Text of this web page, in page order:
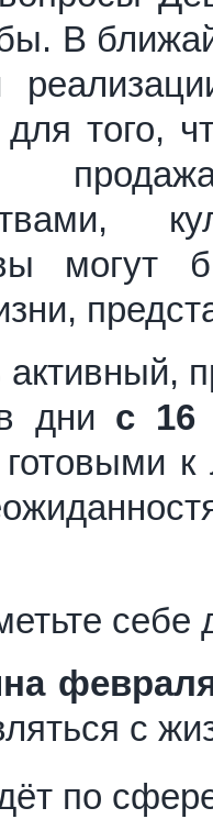
В
для того,
могут
активный,
дни с 16
себе
с
по